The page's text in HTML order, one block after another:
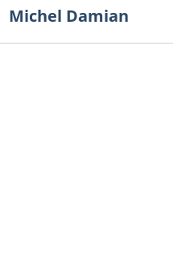
Michel Damian